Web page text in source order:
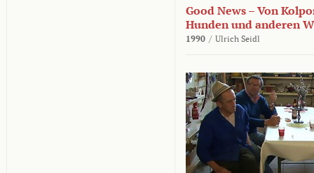
Good News – Von
Hunden und anderen
1990 / Ulrich Seidl